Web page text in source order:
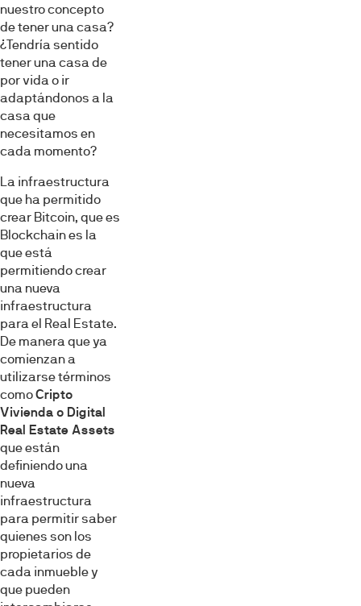
nuestro concepto
de tener una casa?
¿Tendría sentido
tener una casa de
por vida o ir
adaptándonos a la
casa que
necesitamos en
cada momento?
La infraestructura
que ha permitido
crear Bitcoin, que es
Blockchain es la
que está
permitiendo crear
una nueva
infraestructura
para el Real Estate.
De manera que ya
comienzan a
utilizarse términos
comoCripto
Vivienda o Digital
Real Estate Assets
que están
definiendo una
nueva
infraestructura
para permitir saber
quienes son los
propietarios de
cada inmueble y
que pueden